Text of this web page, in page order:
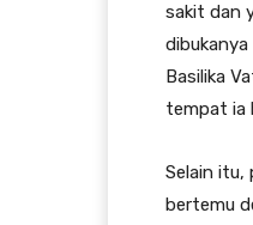
sakit dan
Basilika
tempat ia
Selain itu,
bertemu